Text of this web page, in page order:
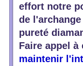
effort notre
de
pureté
Faire appel
maintenir